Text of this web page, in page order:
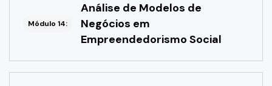
Módulo 14:
Análise de Modelos de
Negócios em
Empreendedorismo Social